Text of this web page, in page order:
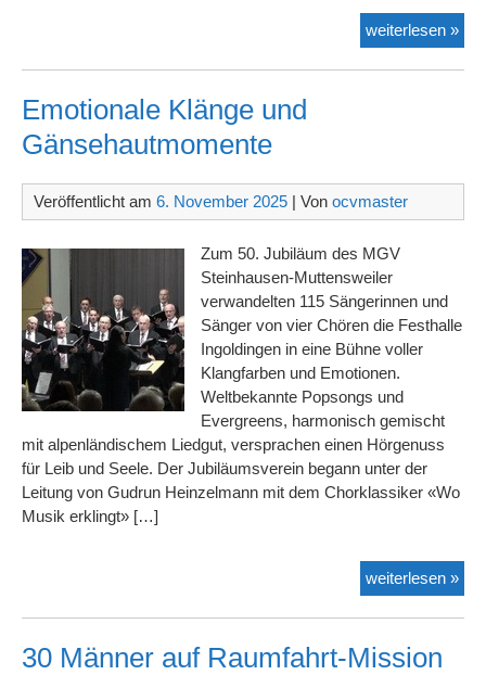
weiterlesen »
in
Emotionale Klänge und
Gänsehautmomente
Veröffentlicht am 6. November 2025 | Von ocvmaster
Zum 50. Jubiläum des MGV
Steinhausen-Muttensweiler
verwandelten 115 Sängerinnen und
Sänger von vier Chören die Festhalle
Ingoldingen in eine Bühne voller
Klangfarben und Emotionen.
Weltbekannte Popsongs und
Evergreens, harmonisch gemischt
mit alpenländischem Liedgut, versprachen einen Hörgenuss
für Leib und Seele. Der Jubiläumsverein begann unter der
Leitung von Gudrun Heinzelmann mit dem Chorklassiker «Wo
Musik erklingt» […]
weiterlesen »
und
30 Männer auf Raumfahrt-Mission